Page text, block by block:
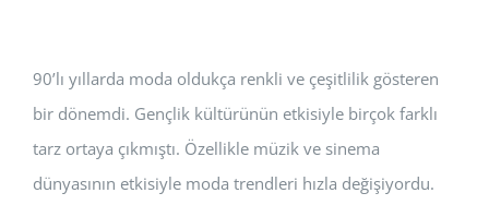
90’lı yıllarda moda oldukça renkli ve çeşitlilik gösteren
bir dönemdi. Gençlik kültürünün etkisiyle birçok farklı
tarz ortaya çıkmıştı. Özellikle müzik ve sinema
dünyasının etkisiyle moda trendleri hızla değişiyordu.